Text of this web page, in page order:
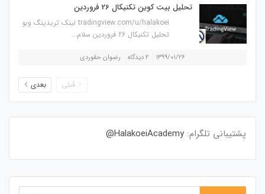
تحلیل بیت کوین تکنیکال 26 فروردین
tradingview.com/u/halakoei لینک تریدینگ ویو
تحلیل تکنیکال 26 فروردین سلام...
۱۳۹۹/۰۱/۲۶ ۲ دیدگاه رضوان حقوردی
قبلی بعدی
پشتیبانی تلگرام: HalakoeiAcademy@